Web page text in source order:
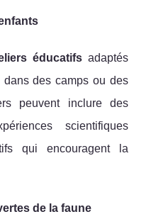
éducatifsadaptés
dans des camps ou des
peuvent inclure des
scientifiques
qui encouragent la
de la faune